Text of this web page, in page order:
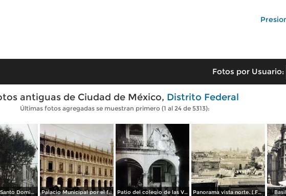
Fotos por Usuario:
antiguas de Ciudad de México, Distrito Federal
Últimas fotos agregadas se muestran primero (1 al 24 de 5313):
La Iglesia de Santo Domingo. Palacio Municipal por el fotografo Hugo Brehme.. Patio del colegio de las Vizcainas por el fotografo Hugo Brehme. Panorama vista norte. ( Fechada el 20 de Junio de 1905 ).